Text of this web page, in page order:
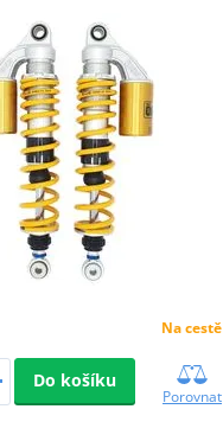
Na cestě
Do košíku
Porovnat